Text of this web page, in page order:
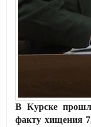
В Курске
факту хищения